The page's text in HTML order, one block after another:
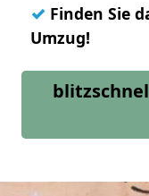
✓ Finden Sie
Umzug!